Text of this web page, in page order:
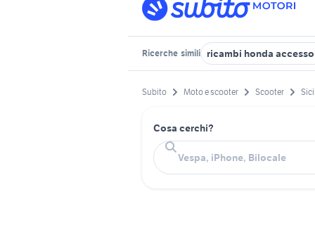
Ricerche simili ricambi honda
Subito Moto e scooter Scooter
Cosa cerchi?